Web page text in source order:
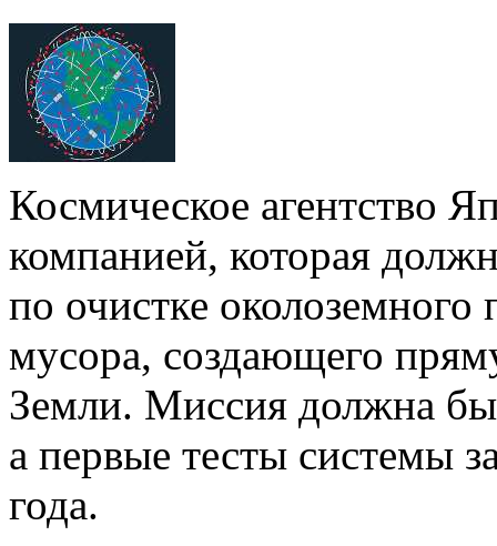
Космическое агентство
компанией, которая
по очистке околоземного
мусора, создающего
Земли. Миссия должна
а первые тесты системы
года.